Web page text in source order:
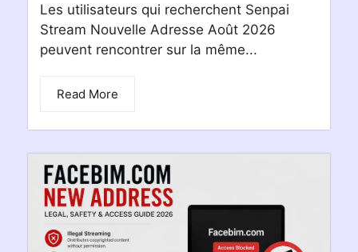
Les utilisateurs qui recherchent Senpai
Stream Nouvelle Adresse Août 2026
peuvent rencontrer sur la même...
Read More